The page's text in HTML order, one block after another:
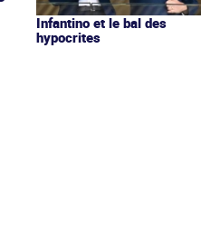
Infantino et le bal des
hypocrites